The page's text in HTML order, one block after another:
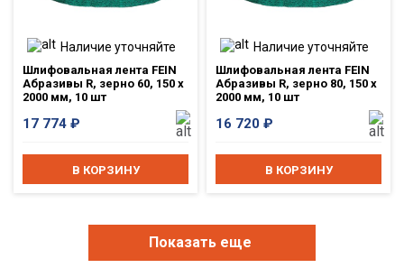
Наличие уточняйте
Шлифовальная лента FEIN
Абразивы R, зерно 60, 150 x
2000 мм, 10 шт
17 774 ₽
В КОРЗИНУ
Наличие уточняйте
Шлифовальная лента FEIN
Абразивы R, зерно 80, 150 x
2000 мм, 10 шт
16 720 ₽
В КОРЗИНУ
Показать еще